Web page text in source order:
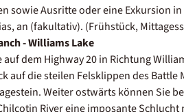
sowie Ausritte oder eine Exkursion
an (fakultativ). (Frühstück,
- Williams Lake
dem Highway 20 in Richtung
auf die steilen Felsklippen des
Weiter ostwärts können Sie
River eine imposante